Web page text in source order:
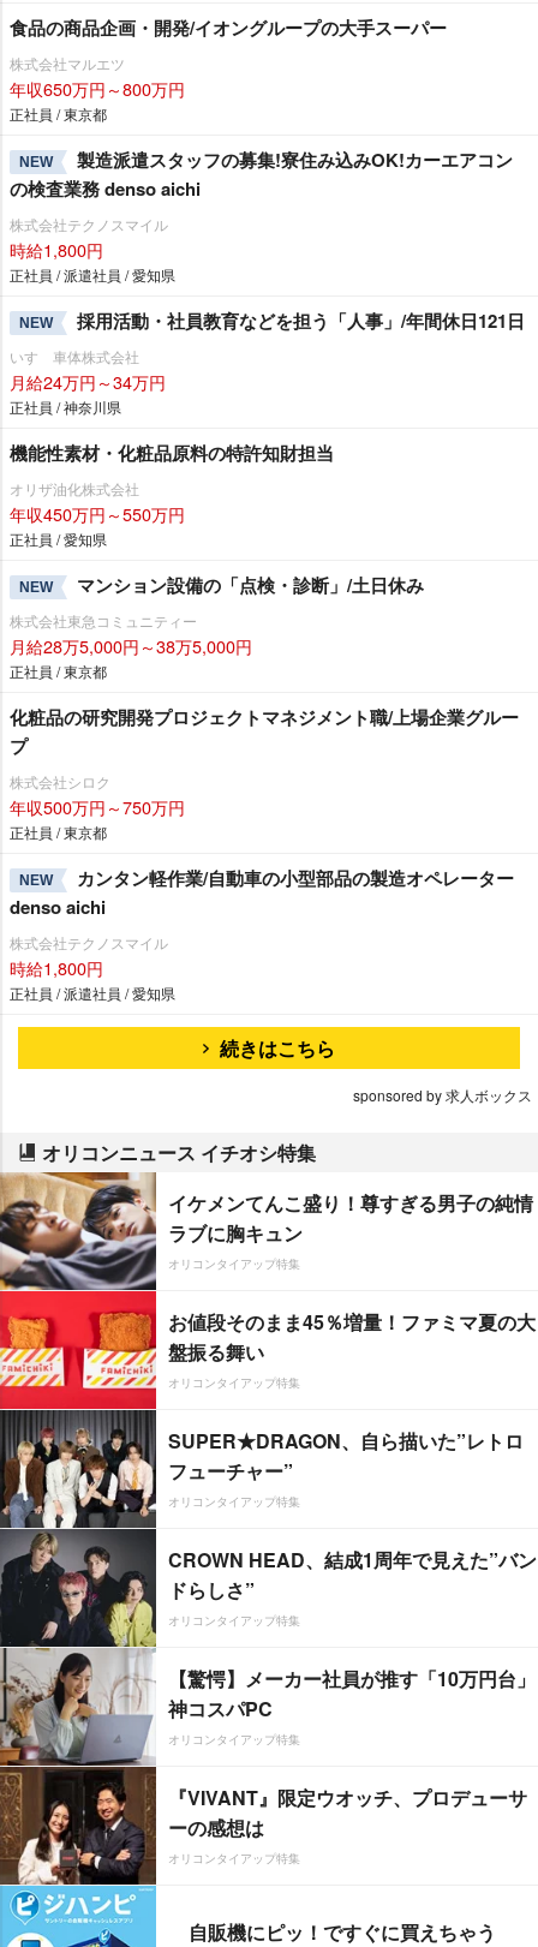
食品の商品企画・開発/イオングループの大手スーパー
株式会社マルエツ
年収650万円～800万円
正社員 / 東京都
NEW
製造派遣スタッフの募集!寮住み込みOK!カーエアコン
の検査業務 denso aichi
株式会社テクノスマイル
時給1,800円
正社員 / 派遣社員 / 愛知県
NEW 採用活動・社員教育などを担う「人事」/年間休日121日
いすゞ車体株式会社
月給24万円～34万円
正社員 / 神奈川県
機能性素材・化粧品原料の特許知財担当
オリザ油化株式会社
年収450万円～550万円
正社員 / 愛知県
NEW マンション設備の「点検・診断」/土日休み
株式会社東急コミュニティー
月給28万5,000円～38万5,000円
正社員 / 東京都
化粧品の研究開発プロジェクトマネジメント職/上場企業グルー
プ
株式会社シロク
年収500万円～750万円
正社員 / 東京都
NEW
カンタン軽作業/自動車の小型部品の製造オペレーター
denso aichi
株式会社テクノスマイル
時給1,800円
正社員 / 派遣社員 / 愛知県
続きはこちら
sponsored by 求人ボックス
オリコンニュース イチオシ特集
イケメンてんこ盛り！尊すぎる男子の純情
ラブに胸キュン
オリコンタイアップ特集
お値段そのまま45％増量！ファミマ夏の大
盤振る舞い
オリコンタイアップ特集
SUPER★DRAGON、自ら描いた”レトロ
フューチャー”
オリコンタイアップ特集
CROWN HEAD、結成1周年で見えた”バン
ドらしさ”
オリコンタイアップ特集
【驚愕】メーカー社員が推す「10万円台」
神コスパPC
オリコンタイアップ特集
『VIVANT』限定ウオッチ、プロデューサ
ーの感想は
オリコンタイアップ特集
自販機にピッ！ですぐに買えちゃう